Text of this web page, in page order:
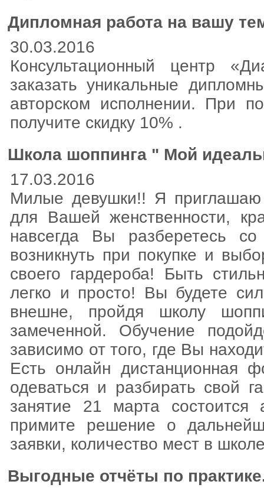
Дипломная работа на вашу
30.03.2016
Консультационный центр
заказать уникальные
авторском исполнении. При
получите скидку 10% .
Школа шоппинга " Мой
17.03.2016
Милые девушки!! Я
для Вашей женственности,
навсегда Вы разберетесь
возникнуть при покупке и
своего гардероба! Быть
легко и просто! Вы будете
внешне, пройдя школу
замеченной. Обучение
зависимо от того, где Вы
Есть онлайн дистанционная
одеваться и разбирать свой
занятие 21 марта состоится
примите решение о
заявки, количество мест в
Выгодные отчёты по